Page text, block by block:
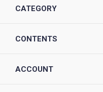
CATEGORY
CONTENTS
ACCOUNT